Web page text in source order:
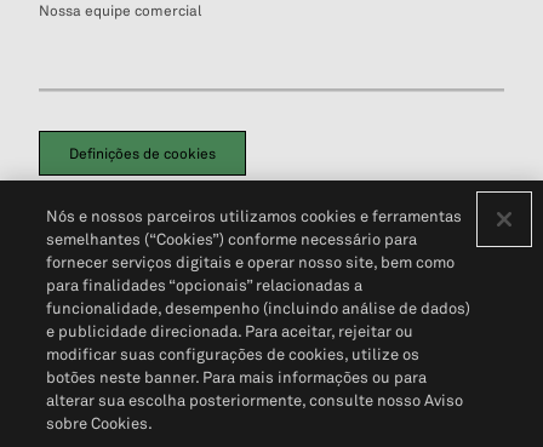
Nossa equipe comercial
Definições de cookies
Política de PrivacidadePortal de privacidade do cliente (em inglês)
Não Venda Minhas Informações Pessoais© 2026 S&P Global
Nós e nossos parceiros utilizamos cookies e ferramentas
semelhantes (“Cookies”) conforme necessário para
fornecer serviços digitais e operar nosso site, bem como
para finalidades “opcionais” relacionadas a
funcionalidade, desempenho (incluindo análise de dados)
e publicidade direcionada. Para aceitar, rejeitar ou
modificar suas configurações de cookies, utilize os
botões neste banner. Para mais informações ou para
alterar sua escolha posteriormente, consulte nosso Aviso
sobre Cookies.